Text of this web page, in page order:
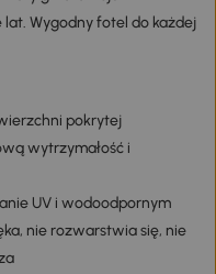
Wygodny fotel do każdej
pokrytej
wytrzymałość i
UV i wodoodpornym
nie rozwarstwia się, nie